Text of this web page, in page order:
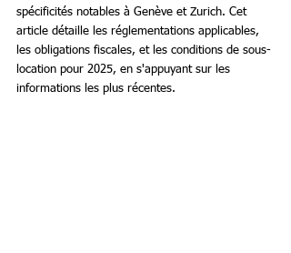
spécificités notables à Genève et Zurich. Cet
article détaille les réglementations applicables,
les obligations fiscales, et les conditions de sous-
location pour 2025, en s'appuyant sur les
informations les plus récentes.